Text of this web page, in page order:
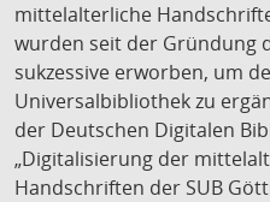
mittelalterliche
wurden seit der Gründung
sukzessive erworben, um
Universalbibliothek zu
der Deutschen Digitalen
„Digitalisierung der
Handschriften der SUB